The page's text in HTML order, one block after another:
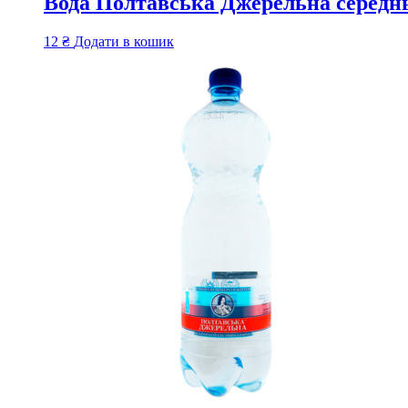
12 ₴ Додати в кошик